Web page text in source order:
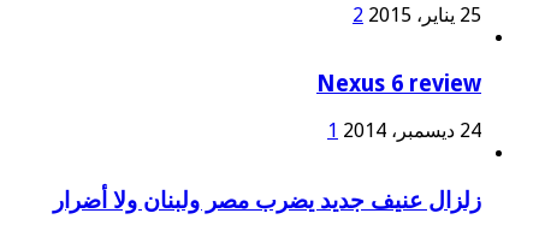
25 يناير، 2015 2
Nexus 6 review
24 ديسمبر، 2014 1
زلزال عنيف جديد يضرب مصر ولبنان ولا أضرار